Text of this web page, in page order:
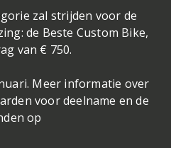
zal strijden voor de
de Beste Custom Bike,
van € 750.
Meer informatie over
voor deelname en de
op